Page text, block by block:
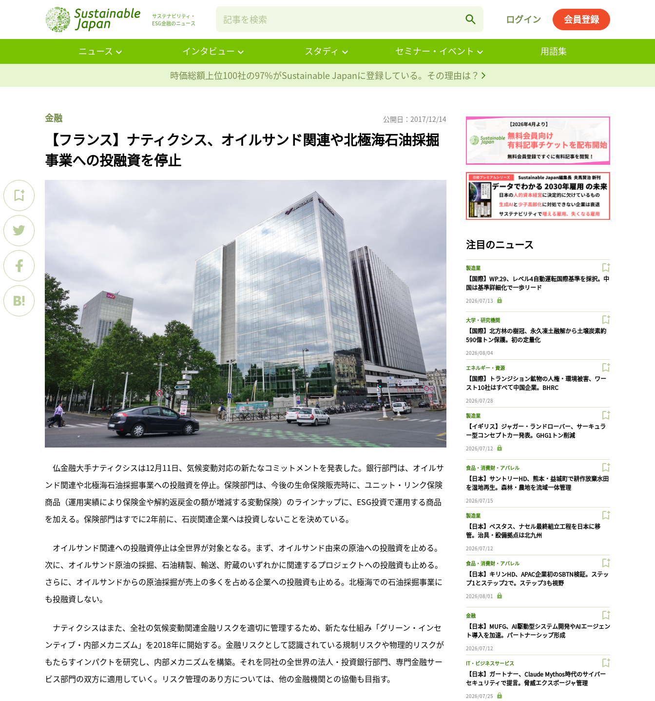
サステナビリティ・
ESG金融のニュース
ログイン 会員登録
ニュース インタビュー スタディ セミナー・イベント
用語集
時価総額上位100社の97%がSustainable Japanに登録している。その理由は？
金融 公開日：2017/12/14
【フランス】ナティクシス、オイルサンド関連や北極海石油採掘
事業への投融資を停止
仏金融大手ナティクシスは12月11日、気候変動対応の新たなコミットメントを発表した。銀行部門は、オイルサ
ンド関連や北極海石油採掘事業への投融資を停止。保険部門は、今後の生命保険販売時に、ユニット・リンク保険
商品（運用実績により保険金や解約返戻金の額が増減する変動保険）のラインナップに、ESG投資で運用する商品
を加える。保険部門はすでに2年前に、石炭関連企業へは投資しないことを決めている。
オイルサンド関連への投融資停止は全世界が対象となる。まず、オイルサンド由来の原油への投融資を止める。
次に、オイルサンド原油の採掘、石油精製、輸送、貯蔵のいずれかに関連するプロジェクトへの投融資も止める。
さらに、オイルサンドからの原油採掘が売上の多くを占める企業への投融資も止める。北極海での石油採掘事業に
も投融資しない。
ナティクシスはまた、全社の気候変動関連金融リスクを適切に管理するため、新たな仕組み「グリーン・インセ
ンティブ・内部メカニズム」を2018年に開始する。金融リスクとして認識されている規制リスクや物理的リスクが
もたらすインパクトを研究し、内部メカニズムを構築。それを同社の全世界の法人・投資銀行部門、専門金融サー
ビス部門の双方に適用していく。リスク管理のあり方については、他の金融機関との協働も目指す。
注目のニュース
製造業
【国際】WP.29、レベル4自動運転国際基準を採択。中
国は基準詳細化で一歩リード
2026/07/13
大学・研究機関
【国際】北方林の樹冠、永久凍土融解から土壌炭素約
590億トン保護。初の定量化
2026/08/04
エネルギー・資源
【国際】トランジション鉱物の人権・環境被害、ワー
スト10社はすべて中国企業。BHRC
2026/07/28
製造業
【イギリス】ジャガー・ランドローバー、サーキュラ
ー型コンセプトカー発表。GHG1トン削減
2026/07/12
食品・消費財・アパレル
【日本】サントリーHD、熊本・益城町で耕作放棄水田
を湿地再生。森林・農地を流域一体管理
2026/07/15
製造業
【日本】ベスタス、ナセル最終組立工程を日本に移
管。治具・設備拠点は北九州
2026/07/12
食品・消費財・アパレル
【日本】キリンHD、APAC企業初のSBTN検証。ステッ
プ1とステップ2で。ステップ3も視野
2026/08/01
金融
【日本】MUFG、AI駆動型システム開発やAIエージェン
ト導入を加速。パートナーシップ形成
2026/07/12
IT・ビジネスサービス
【日本】ガートナー、Claude Mythos時代のサイバー
セキュリティで提言。脅威エクスポージャ管理
2026/07/25